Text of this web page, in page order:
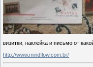
визитки, наклейка и письмо от
http://www.mindflow.com.br/